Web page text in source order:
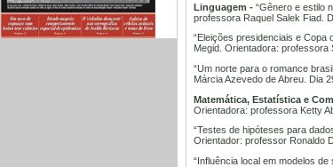
Linguagem - “Gênero e estilo
professora Raquel Salek Fiad.
“Eleições presidenciais e Copa
Megid. Orientadora: professora
“Um norte para o romance
Márcia Azevedo de Abreu. Dia
Matemática, Estatística e
Orientadora: professora Ketty
“Testes de hipóteses para
Orientador: professor Ronaldo
“Influência local em modelos